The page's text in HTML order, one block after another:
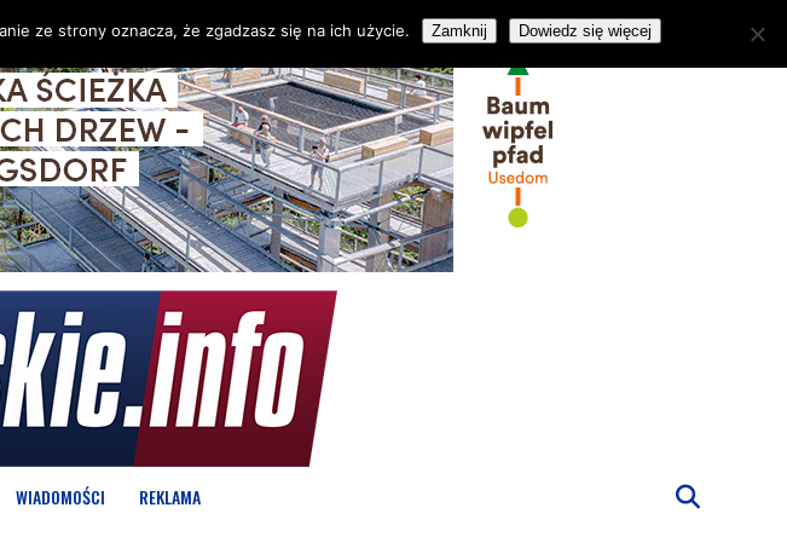
WIADOMOŚCI REKLAMA
ze strony oznacza, że zgadzasz się na ich użycie. Zamknij Dowiedz się więcej